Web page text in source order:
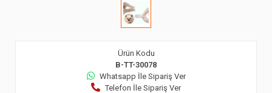
Ürün Kodu
B-TT-30078
Whatsapp İle Sipariş Ver
Telefon İle Sipariş Ver